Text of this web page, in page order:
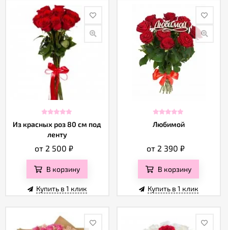
Из красных роз 80 см под
ленту
от 2 500₽
В корзину
Купить в 1 клик
Любимой
от 2 390 ₽
В корзину
Купить в 1 клик